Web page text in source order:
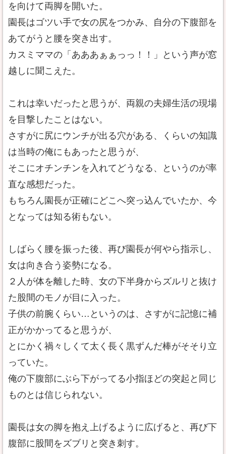
を向けて両脚を開いた。
園長はゴツい手で女の尻をつかみ、自分の下腹部を
あてがうと腰を突き出す。
カスミママの「あああぁぁっっ！！」という声が窓
越しに聞こえた。
これは幸いだったと思うが、両親の夫婦生活の現場
を目撃したことはない。
さすがに尻にウンチが出る穴がある、くらいの知識
は当時の俺にもあったと思うが、
そこにオチンチンを入れてどうなる、というのが率
直な感想だった。
もちろん園長が正確にどこへ突っ込んでいたか、今
となっては知る術もない。
しばらく腰を振った後、再び園長が何やら指示し、
女は向き合う姿勢になる。
２人が体を離した時、女の下半身からズルリと抜け
た股間のモノが目に入った。
子供の前腕くらい…というのは、さすがに記憶に補
正がかかってると思うが、
とにかく禍々しくて太く長く黒ずんだ棒がそそり立
っていた。
俺の下腹部にぶら下がってる小指ほどの突起と同じ
ものとは信じられない。
園長は女の脚を抱え上げるように広げると、再び下
腹部に股間をズブリと突き刺す。